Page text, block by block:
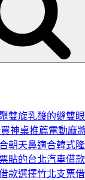
雙旋乳酸的縫雙
神桌推薦電動麻
朝天鼻適合韓式
貼的台北汽車借款
款選擇竹北支票